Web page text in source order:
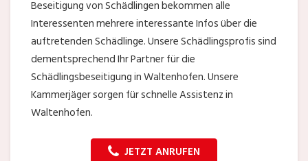
Beseitigung von Schädlingen bekommen alle
Interessenten mehrere interessante Infos über die
auftretenden Schädlinge. Unsere Schädlingsprofis sind
dementsprechend Ihr Partner für die
Schädlingsbeseitigung in Waltenhofen. Unsere
Kammerjäger sorgen für schnelle Assistenz in
Waltenhofen.
JETZT ANRUFEN